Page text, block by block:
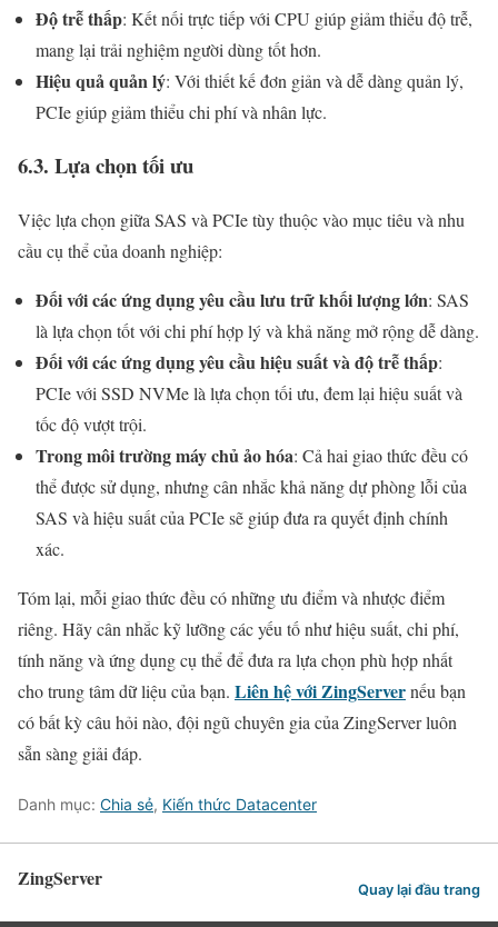
Độ trễ thấp: Kết nối trực tiếp với CPU giúp giảm thiểu độ trễ,
mang lại trải nghiệm người dùng tốt hơn.
Hiệu quả quản lý: Với thiết kế đơn giản và dễ dàng quản lý,
PCIe giúp giảm thiểu chi phí và nhân lực.
6.3. Lựa chọn tối ưu
Việc lựa chọn giữa SAS và PCIe tùy thuộc vào mục tiêu và nhu
cầu cụ thể của doanh nghiệp:
Đối với các ứng dụng yêu cầu lưu trữ khối lượng lớn: SAS
là lựa chọn tốt với chi phí hợp lý và khả năng mở rộng dễ dàng.
Đối với các ứng dụng yêu cầu hiệu suất và độ trễ thấp:
PCIe với SSD NVMe là lựa chọn tối ưu, đem lại hiệu suất và
tốc độ vượt trội.
Trong môi trường máy chủ ảo hóa: Cả hai giao thức đều có
thể được sử dụng, nhưng cân nhắc khả năng dự phòng lỗi của
SAS và hiệu suất của PCIe sẽ giúp đưa ra quyết định chính
xác.
Tóm lại, mỗi giao thức đều có những ưu điểm và nhược điểm
riêng. Hãy cân nhắc kỹ lưỡng các yếu tố như hiệu suất, chi phí,
tính năng và ứng dụng cụ thể để đưa ra lựa chọn phù hợp nhất
cho trung tâm dữ liệu của bạn. Liên hệ với ZingServernếu bạn
có bất kỳ câu hỏi nào, đội ngũ chuyên gia của ZingServer luôn
sẵn sàng giải đáp.
Danh mục: Chia sẻ, Kiến thức Datacenter
ZingServer Quay lại đầu trang